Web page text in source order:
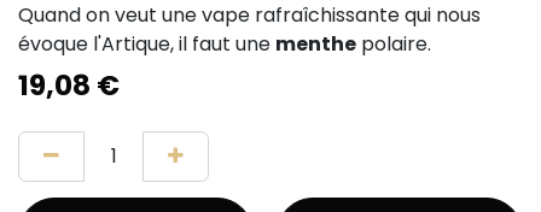
Quand on veut une vape rafraîchissante qui nous
évoque l'Artique, il faut une menthe polaire.
19,08 €